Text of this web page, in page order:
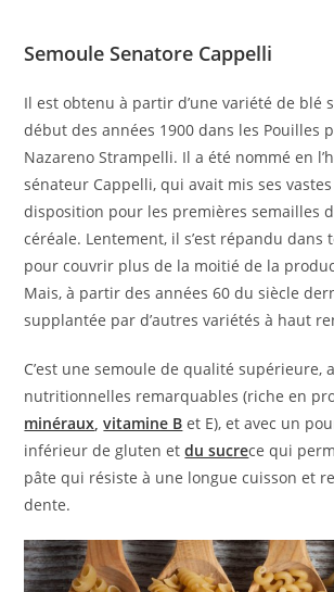
Semoule Senatore Cappelli
Il est obtenu à partir d’une variété de blé
début des années 1900 dans les Pouilles
Nazareno Strampelli. Il a été nommé en
sénateur Cappelli, qui avait mis ses
disposition pour les premières semailles
céréale. Lentement, il s’est répandu dans
pour couvrir plus de la moitié de la
Mais, à partir des années 60 du siècle
supplantée par d’autres variétés à haut
C’est une semoule de qualité supérieure,
nutritionnelles remarquables (riche en
minéraux ,vitamine B et E), et avec un
inférieur de gluten etdu sucrece qui
pâte qui résiste à une longue cuisson et
dente.